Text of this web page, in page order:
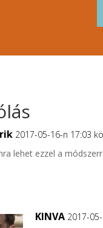
2017-05-16-n 17:03
lehet ezzel a
KINVA 2017-